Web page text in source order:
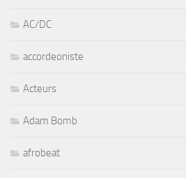
AC/DC
accordeoniste
Acteurs
Adam Bomb
afrobeat